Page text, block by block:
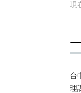
現
台
理